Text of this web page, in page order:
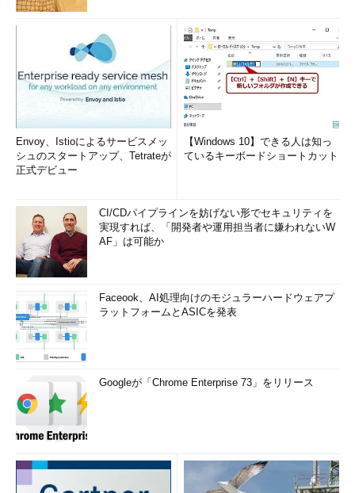
Envoy、Istioによるサービスメッ
シュのスタートアップ、Tetrateが
正式デビュー
【Windows 10】できる人は知っ
ているキーボードショートカット
CI/CDパイプラインを妨げない形でセキュリティを
実現すれば、「開発者や運用担当者に嫌われないW
AF」は可能か
Faceook、AI処理向けのモジュラーハードウェアプ
ラットフォームとASICを発表
Googleが「Chrome Enterprise 73」をリリース